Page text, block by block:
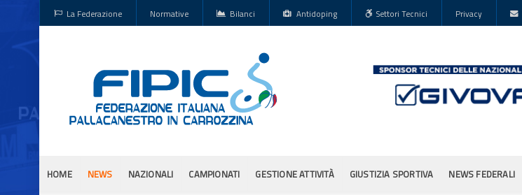
La Federazione Normative Bilanci Antidoping Settori Tecnici Privacy
HOME NEWS NAZIONALI CAMPIONATI GESTIONE ATTIVITÀ GIUSTIZIA SPORTIVA NEWS FEDERALI